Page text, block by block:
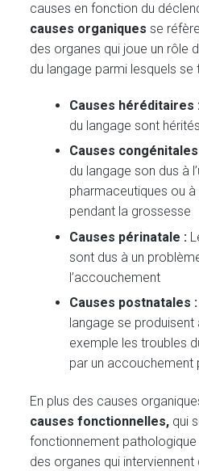
causes en fonction du
causes organiquesse
des organes qui joue un rôle
du langage parmi lesquels se
Causes héréditaires
du langage sont
Causes
du langage son dus à
pharmaceutiques ou
pendant la grossesse
Causes périnatale :
sont dus à un
l’accouchement
Causes postnatales :
langage se
exemple les troubles
par un accouchement
En plus des causes
causes fonctionnelles, qui
fonctionnement pathologique
des organes qui interviennent